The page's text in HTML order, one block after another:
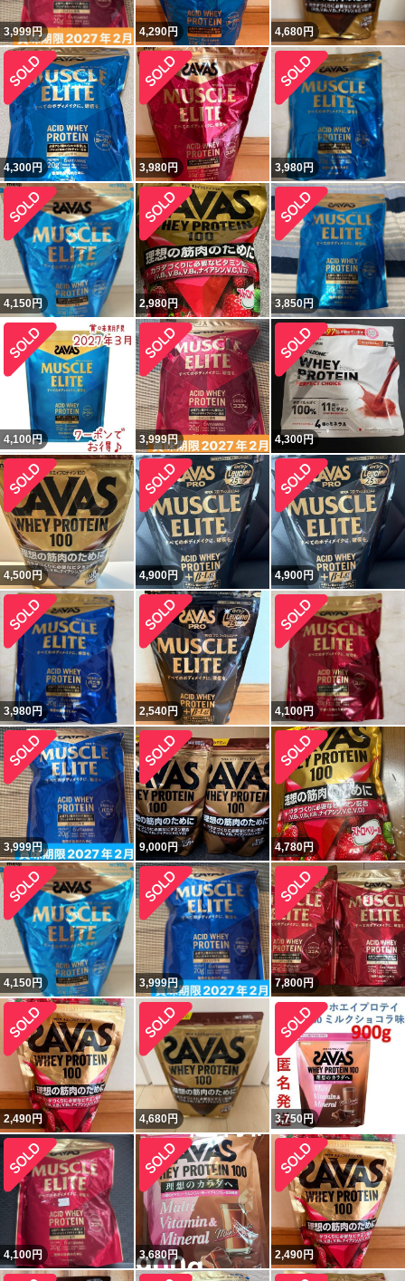
3,999円 4,290円 4,680円
4,300円 3,980円 3,980円
4,150円 2,980円 3,850円
4,100円 3,999円 4,300円
4,500円 4,900円 4,900円
3,980円 2,540円 4,100円
3,999円 9,000円 4,780円
4,150円 3,999円 7,800円
2,490円 4,680円 3,750円
4,100円 3,680円 2,490円